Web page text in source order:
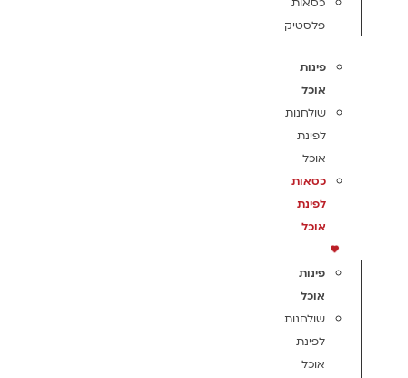
פלסטיק
פינות
אוכל
שולחנות
לפינת
אוכל
כסאות
לפינת
אוכל
פינות
אוכל
שולחנות
לפינת
אוכל